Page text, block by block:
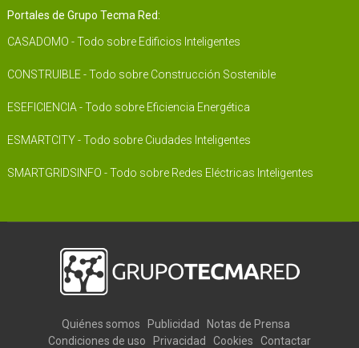
Portales de Grupo Tecma Red:
CASADOMO - Todo sobre Edificios Inteligentes
CONSTRUIBLE - Todo sobre Construcción Sostenible
ESEFICIENCIA - Todo sobre Eficiencia Energética
ESMARTCITY - Todo sobre Ciudades Inteligentes
SMARTGRIDSINFO - Todo sobre Redes Eléctricas Inteligentes
Quiénes somos Publicidad
Notas de Prensa
Condiciones de uso
Privacidad Cookies Contactar